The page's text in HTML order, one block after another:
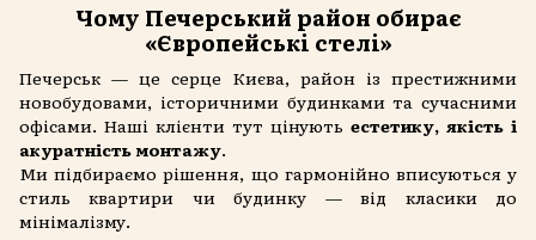
Чому Печерський район обирає
«Європейські стелі»
Печерськ — це серце Києва, район із престижними
новобудовами, історичними будинками та сучасними
офісами. Наші клієнти тут цінують естетику, якість і
акуратність монтажу.
Ми підбираємо рішення, що гармонійно вписуються у
стиль квартири чи будинку — від класики до
мінімалізму.